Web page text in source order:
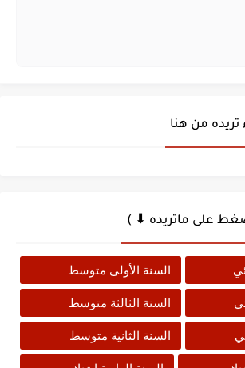
من هنا
على ماتريده ⬇ )
السنة الأولى متوسط
السنة الثالثة متوسط
السنة الثانية متوسط